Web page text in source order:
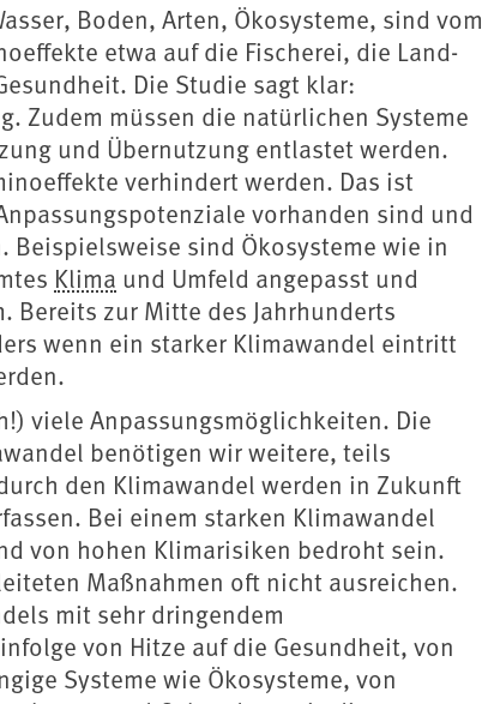
Boden, Arten, Ökosysteme, sind vom
etwa auf die Fischerei, die Land-
Die Studie sagt klar:
Zudem müssen die natürlichen Systeme
und Übernutzung entlastet werden.
verhindert werden. Das ist
vorhanden sind und
Beispielsweise sind Ökosysteme wie in
Klima und Umfeld angepasst und
Bereits zur Mitte des Jahrhunderts
wenn ein starker Klimawandel eintritt
viele Anpassungsmöglichkeiten. Die
benötigen wir weitere, teils
den Klimawandel werden in Zukunft
Bei einem starken Klimawandel
von hohen Klimarisiken bedroht sein.
Maßnahmen oft nicht ausreichen.
mit sehr dringendem
von Hitze auf die Gesundheit, von
Systeme wie Ökosysteme, von